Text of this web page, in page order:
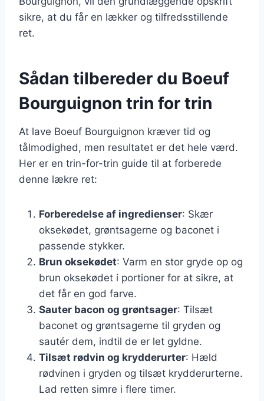
sikre, at du får en lækker og tilfredsstillende
ret.
Sådan tilbereder du Boeuf
Bourguignon trin for trin
At lave Boeuf Bourguignon kræver tid og
tålmodighed, men resultatet er det hele værd.
Her er en trin-for-trin guide til at forberede
denne lækre ret:
Forberedelse af ingredienser: Skær
oksekødet, grøntsagerne og baconet i
passende stykker.
Brun oksekødet: Varm en stor gryde op og
brun oksekødet i portioner for at sikre, at
det får en god farve.
Sauter bacon og grøntsager: Tilsæt
baconet og grøntsagerne til gryden og
sautér dem, indtil de er let gyldne.
Tilsæt rødvin og krydderurter: Hæld
rødvinen i gryden og tilsæt krydderurterne.
Lad retten simre i flere timer.